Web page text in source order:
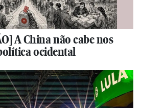
A China não cabe nos
ocidental